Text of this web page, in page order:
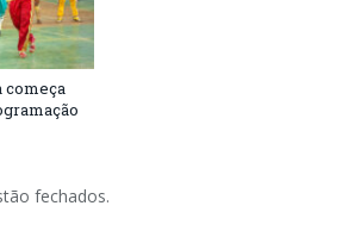
começa
fechados.